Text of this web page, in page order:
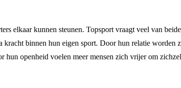
elkaar kunnen steunen. Topsport vraagt veel van
binnen hun eigen sport. Door hun relatie
hun openheid voelen meer mensen zich vrijer om